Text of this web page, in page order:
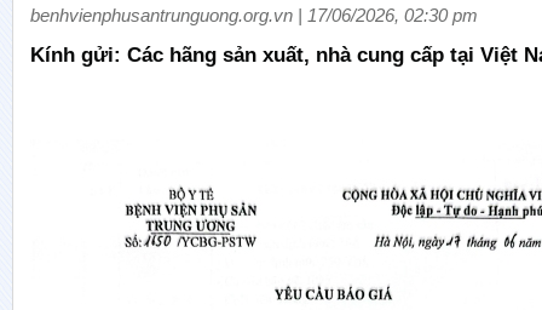
benhvienphusantrunguong.org.vn | 17/06/2026, 02:30 pm
Kính gửi: Các hãng sản xuất, nhà cung cấp tại Việt